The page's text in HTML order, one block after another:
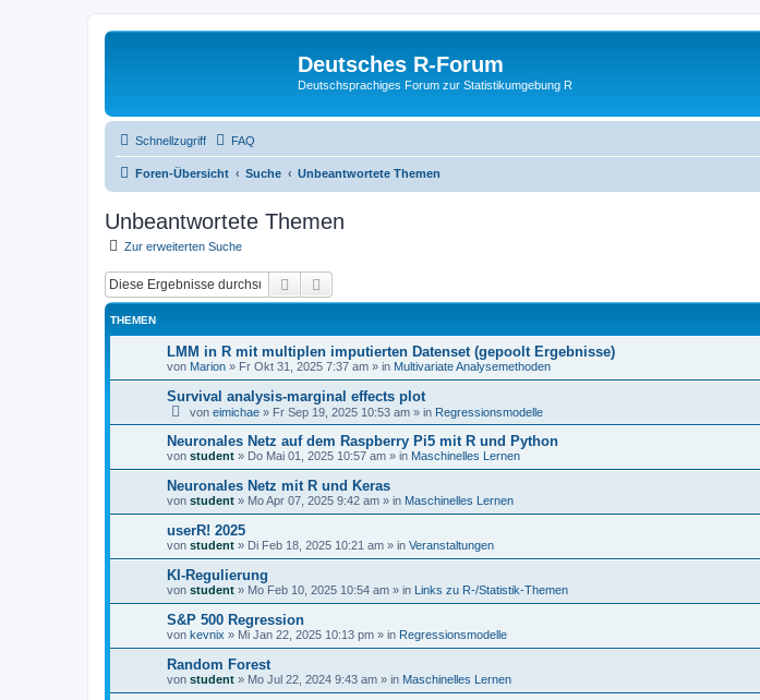
Deutsches R-Forum
Deutschsprachiges Forum zur Statistikumgebung R
Schnellzugriff FAQ
Foren-Übersicht Suche Unbeantwortete Themen
Unbeantwortete Themen
Zur erweiterten Suche
Suche
THEMEN
LMM in R mit multiplen imputierten Datenset (gepoolt Ergebnisse)
von Marion » Fr Okt 31, 2025 7:37 am » in Multivariate Analysemethoden
Survival analysis-marginal effects plot
von eimichae » Fr Sep 19, 2025 10:53 am » in Regressionsmodelle
Neuronales Netz auf dem Raspberry Pi5 mit R und Python
von student » Do Mai 01, 2025 10:57 am » in Maschinelles Lernen
Neuronales Netz mit R und Keras
von student » Mo Apr 07, 2025 9:42 am » in Maschinelles Lernen
userR! 2025
von student » Di Feb 18, 2025 10:21 am » in Veranstaltungen
KI-Regulierung
von student » Mo Feb 10, 2025 10:54 am » in Links zu R-/Statistik-Themen
S&P 500 Regression
von kevnix » Mi Jan 22, 2025 10:13 pm » in Regressionsmodelle
Random Forest
von student » Mo Jul 22, 2024 9:43 am » in Maschinelles Lernen